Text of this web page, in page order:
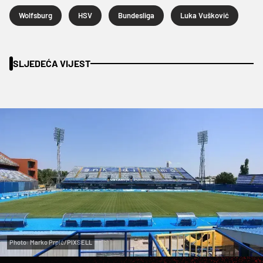
Wolfsburg HSV Bundesliga Luka Vušković
SLJEDEĆA VIJEST
Photo: Marko Prpić/PIXSELL